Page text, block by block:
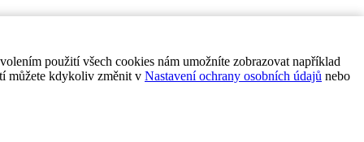
použití všech cookies nám umožníte zobrazovat například
můžete kdykoliv změnit v Nastavení ochrany osobních údajů nebo